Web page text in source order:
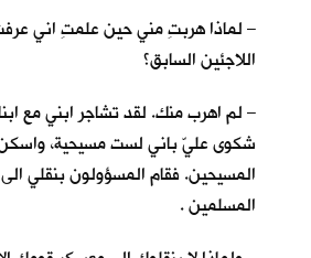
– لماذا هربتِ مني حين علمتِ اني
اللاجئين السابق؟
– لم اهرب منك. لقد تشاجر ابني مع
شكوى عليّ باني لست مسيحية،
المسيحين. فقام المسؤولون بنقلي
المسلمين .